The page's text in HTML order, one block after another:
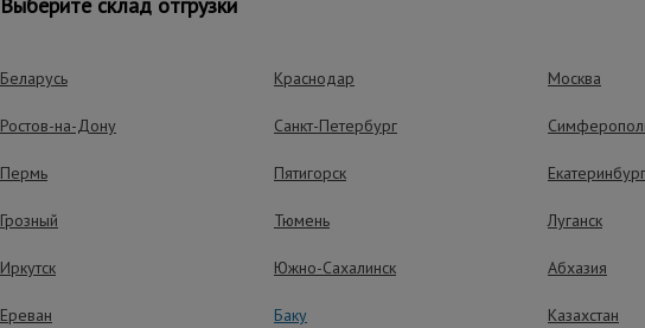
Быстрый
Клиновая
демонтаж
Простота
Беларусь Краснодар Москва
Ростов-на-Дону Санкт-Петербург
Пермь Пятигорск Екатеринбург
Грозный Тюмень Луганск
Иркутск Южно-Сахалинск Абхазия
Ереван Баку Казахстан